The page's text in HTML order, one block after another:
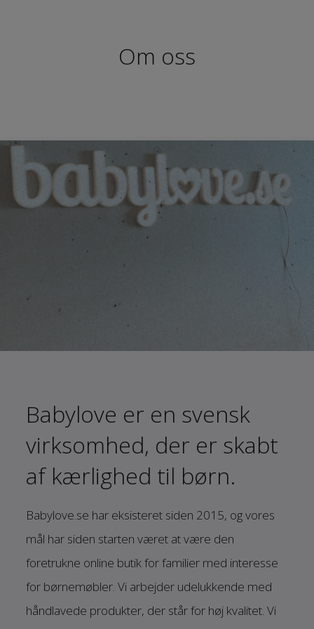
Om oss
Babylove er en svensk
virksomhed, der er skabt
af kærlighed til børn.
Babylove.se har eksisteret siden 2015, og vores
mål har siden starten været at være den
foretrukne online butik for familier med interesse
for børnemøbler. Vi arbejder udelukkende med
håndlavede produkter, der står for høj kvalitet. Vi